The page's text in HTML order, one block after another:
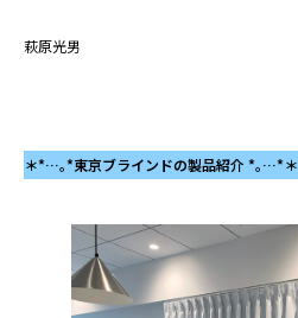
萩原光男
＊*…｡*東京ブラインドの製品紹介 *｡…*＊